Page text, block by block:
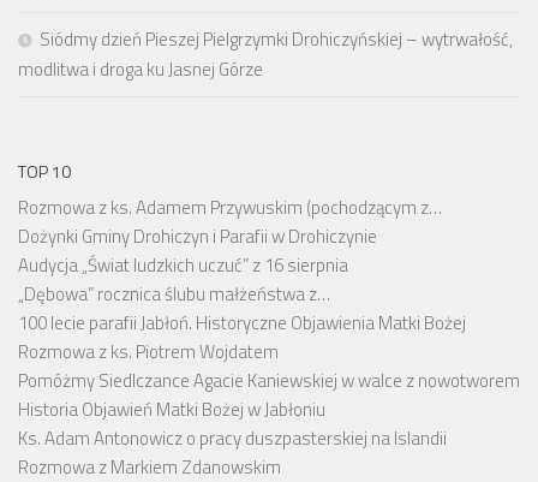
Siódmy dzień Pieszej Pielgrzymki Drohiczyńskiej – wytrwałość,
modlitwa i droga ku Jasnej Górze
TOP 10
Rozmowa z ks. Adamem Przywuskim (pochodzącym z…
Dożynki Gminy Drohiczyn i Parafii w Drohiczynie
Audycja „Świat ludzkich uczuć” z 16 sierpnia
„Dębowa” rocznica ślubu małżeństwa z…
100 lecie parafii Jabłoń. Historyczne Objawienia Matki Bożej
Rozmowa z ks. Piotrem Wojdatem
Pomóżmy Siedlczance Agacie Kaniewskiej w walce z nowotworem
Historia Objawień Matki Bożej w Jabłoniu
Ks. Adam Antonowicz o pracy duszpasterskiej na Islandii
Rozmowa z Markiem Zdanowskim